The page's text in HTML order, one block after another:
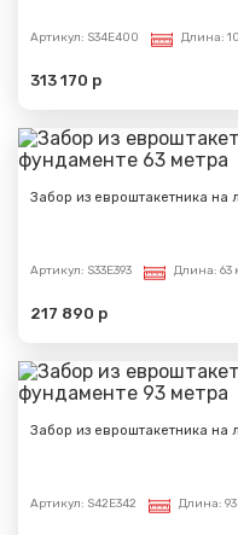
Артикул: S34E400 Длина:
313 170 р
Забор из евроштакетника на
Артикул: S33E393 Длина: 63
217 890 р
Забор из евроштакетника на
Артикул: S42E342 Длина: